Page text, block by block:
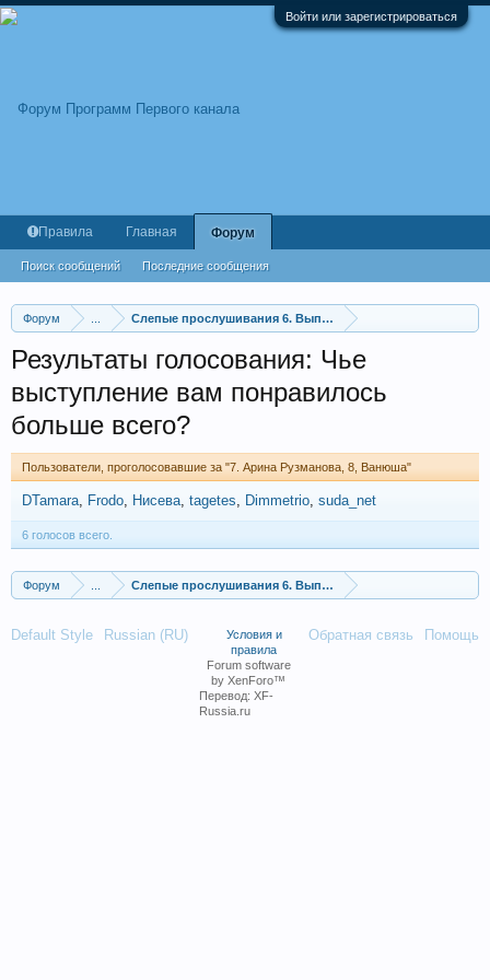
Войти или зарегистрироваться
Форум Слепые прослушивания 6. Выпуск от 11.10.2024
Результаты голосования: Чье
выступление вам понравилось
больше всего?
Пользователи, проголосовавшие за "7. Арина Рузманова, 8, Ванюша"
DTamara Frodo Нисева tagetes Dimmetrio suda_net
6 голосов всего.
Форум Слепые прослушивания 6. Выпуск от 11.10.2024
Правила Главная Форум
Поиск сообщений Последние сообщения
Default Style Russian (RU) Обратная связь Помощь
Условия и
правила
Forum software
by XenForo™
Перевод: XF-
Russia.ru